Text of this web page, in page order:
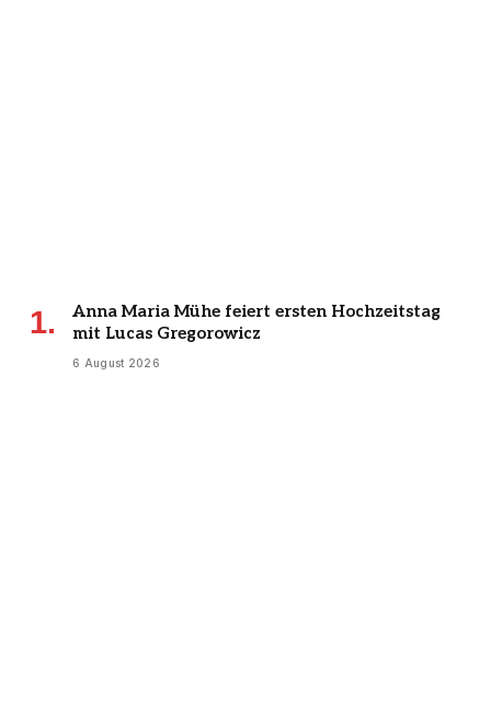
Anna Maria Mühe feiert ersten Hochzeitstag
mit Lucas Gregorowicz
6 August 2026